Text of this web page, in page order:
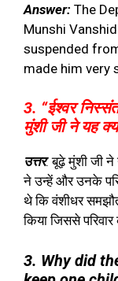
Answer: The
Munshi
suspended
made him very
3. “ईश्वर
मुंशी जी ने यह
उत्तर: बूढ़े मुंशी जी ने
ने उन्हें और उनके
थे कि वंशीधर
किया जिससे
3. Why did